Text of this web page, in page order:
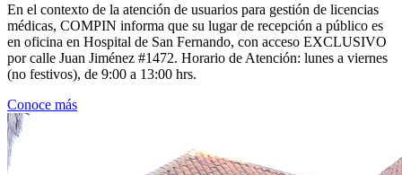
En el contexto de la atención de usuarios para gestión de licencias
médicas, COMPIN informa que su lugar de recepción a público es
en oficina en Hospital de San Fernando, con acceso EXCLUSIVO
por calle Juan Jiménez #1472. Horario de Atención: lunes a viernes
(no festivos), de 9:00 a 13:00 hrs.
Conoce más